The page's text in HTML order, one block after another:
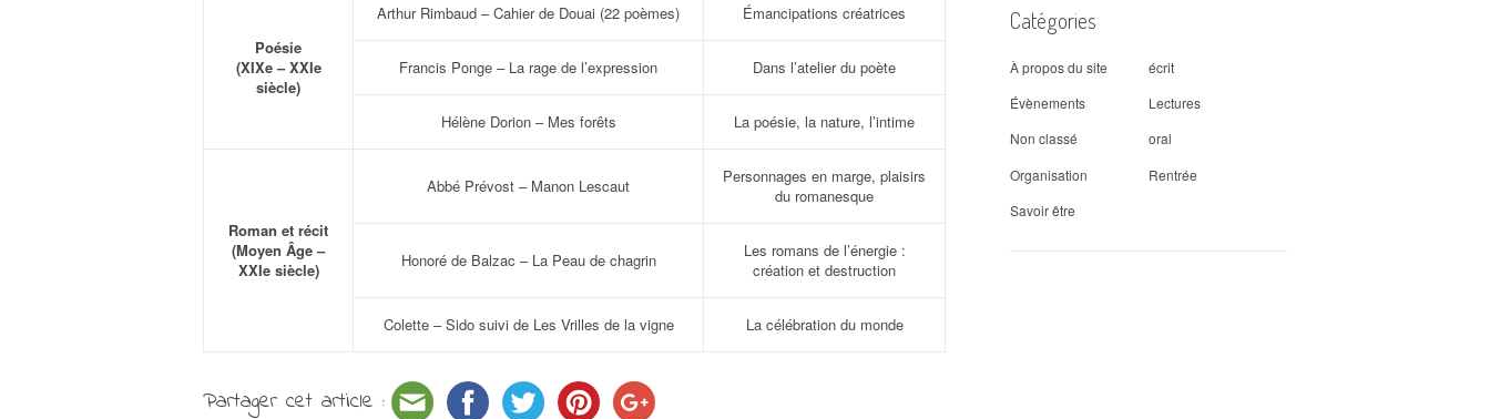
Poésie
(XIXe – XXIe
siècle)
Arthur Rimbaud – Cahier de Douai (22 poèmes) Émancipations créatrices
Francis Ponge – La rage de l’expression Dans l’atelier du poète
Hélène Dorion – Mes forêts La poésie, la nature, l’intime
Roman et récit
(Moyen Âge –
XXIe siècle)
Abbé Prévost – Manon Lescaut
Personnages en marge, plaisirs
du romanesque
Honoré de Balzac – La Peau de chagrin
Les romans de l’énergie :
création et destruction
Colette – Sido suivi de Les Vrilles de la vigne La célébration du monde
Partager cet article :
Catégories
À propos du site
écrit
Évènements
Lectures
Non classé
oral
Organisation
Rentrée
Savoir être